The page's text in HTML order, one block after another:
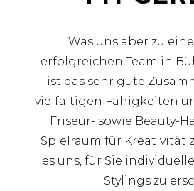
Was uns aber zu
erfolgreichen Team in
ist das sehr gute
vielfältigen Fähigkeiten
Friseur- sowie Beauty-
Spielraum für Kreativität
es uns, für Sie
Stylings zu